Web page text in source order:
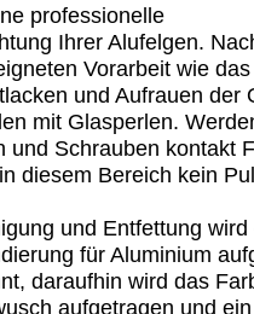
professionelle
Ihrer Alufelgen.
Vorarbeit wie das
und Aufrauen der
mit Glasperlen.
und Schrauben kontakt
diesem Bereich kein
und Entfettung wird
für Aluminium
daraufhin wird das
aufgetragen und